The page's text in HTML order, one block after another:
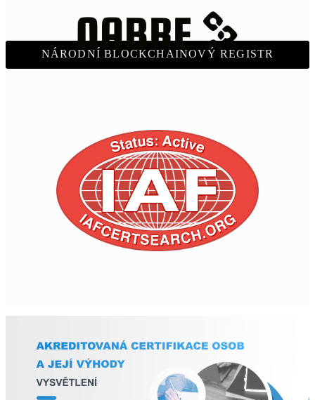
NÁRODNÍ BLOCKCHAINOVÝ REGISTR